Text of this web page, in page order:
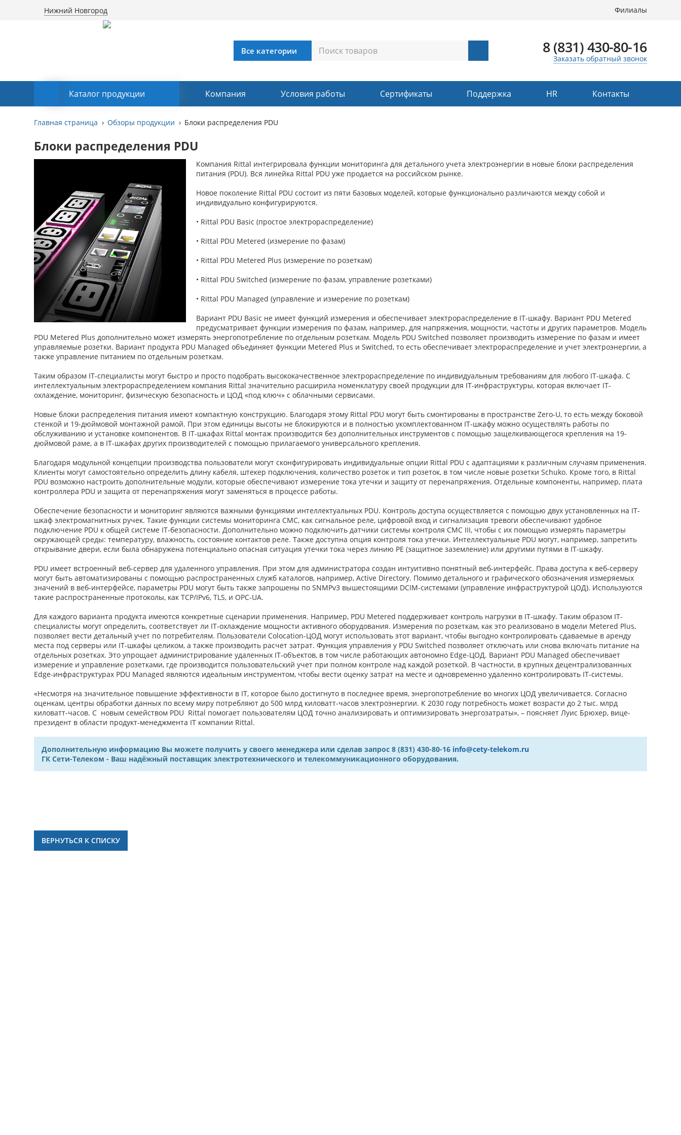
Нижний Новгород Филиалы
8 (831) 430-80-16
Заказать обратный звонок
Каталог продукции Компания Условия работы Сертификаты Поддержка HR Контакты
Главная страница Обзоры продукции Блоки распределения PDU
Блоки распределения PDU
Компания Rittal интегрировала функции мониторинга для детального учета электроэнергии в новые блоки распределения
питания (PDU). Вся линейка Rittal PDU уже продается на российском рынке.
Новое поколение Rittal PDU состоит из пяти базовых моделей, которые функционально различаются между собой и
индивидуально конфигурируются.
• Rittal PDU Basic (простое электрораспределение)
• Rittal PDU Metered (измерение по фазам)
• Rittal PDU Metered Plus (измерение по розеткам)
• Rittal PDU Switched (измерение по фазам, управление розетками)
• Rittal PDU Managed (управление и измерение по розеткам)
Вариант PDU Basic не имеет функций измерения и обеспечивает электрораспределение в IT-шкафу. Вариант PDU Metered
предусматривает функции измерения по фазам, например, для напряжения, мощности, частоты и других параметров. Модель
PDU Metered Plus дополнительно может измерять энергопотребление по отдельным розеткам. Модель PDU Switched позволяет производить измерение по фазам и имеет
управляемые розетки. Вариант продукта PDU Managed объединяет функции Metered Plus и Switched, то есть обеспечивает электрораспределение и учет электроэнергии, а
также управление питанием по отдельным розеткам.
Таким образом IT-специалисты могут быстро и просто подобрать высококачественное электрораспределение по индивидуальным требованиям для любого IT-шкафа. С
интеллектуальным электрораспределением компания Rittal значительно расширила номенклатуру своей продукции для IT-инфраструктуры, которая включает IT-
охлаждение, мониторинг, физическую безопасность и ЦОД «под ключ» с облачными сервисами.
Новые блоки распределения питания имеют компактную конструкцию. Благодаря этому Rittal PDU могут быть смонтированы в пространстве Zero-U, то есть между боковой
стенкой и 19-дюймовой монтажной рамой. При этом единицы высоты не блокируются и в полностью укомплектованном IT-шкафу можно осуществлять работы по
обслуживанию и установке компонентов. В IT-шкафах Rittal монтаж производится без дополнительных инструментов с помощью защелкивающегося крепления на 19-
дюймовой раме, а в IT-шкафах других производителей с помощью прилагаемого универсального крепления.
Благодаря модульной концепции производства пользователи могут сконфигурировать индивидуальные опции Rittal PDU с адаптациями к различным случаям применения.
Клиенты могут самостоятельно определить длину кабеля, штекер подключения, количество розеток и тип розеток, в том числе новые розетки Schuko. Кроме того, в Rittal
PDU возможно настроить дополнительные модули, которые обеспечивают измерение тока утечки и защиту от перенапряжения. Отдельные компоненты, например, плата
контроллера PDU и защита от перенапряжения могут заменяться в процессе работы.
Обеспечение безопасности и мониторинг являются важными функциями интеллектуальных PDU. Контроль доступа осуществляется с помощью двух установленных на IT-
шкаф электромагнитных ручек. Такие функции системы мониторинга CMC, как сигнальное реле, цифровой вход и сигнализация тревоги обеспечивают удобное
подключение PDU к общей системе IT-безопасности. Дополнительно можно подключить датчики системы контроля CMC III, чтобы с их помощью измерять параметры
окружающей среды: температуру, влажность, состояние контактов реле. Также доступна опция контроля тока утечки. Интеллектуальные PDU могут, например, запретить
открывание двери, если была обнаружена потенциально опасная ситуация утечки тока через линию PE (защитное заземление) или другими путями в IT-шкафу.
PDU имеет встроенный веб-сервер для удаленного управления. При этом для администратора создан интуитивно понятный веб-интерфейс. Права доступа к веб-серверу
могут быть автоматизированы с помощью распространенных служб каталогов, например, Active Directory. Помимо детального и графического обозначения измеряемых
значений в веб-интерфейсе, параметры PDU могут быть также запрошены по SNMPv3 вышестоящими DCIM-системами (управление инфраструктурой ЦОД). Используются
такие распространенные протоколы, как TCP/IPv6, TLS, и OPC-UA.
Для каждого варианта продукта имеются конкретные сценарии применения. Например, PDU Metered поддерживает контроль нагрузки в IT-шкафу. Таким образом IT-
специалисты могут определить, соответствует ли IT-охлаждение мощности активного оборудования. Измерения по розеткам, как это реализовано в модели Metered Plus,
позволяет вести детальный учет по потребителям. Пользователи Colocation-ЦОД могут использовать этот вариант, чтобы выгодно контролировать сдаваемые в аренду
места под серверы или IT-шкафы целиком, а также производить расчет затрат. Функция управления у PDU Switched позволяет отключать или снова включать питание на
отдельных розетках. Это упрощает администрирование удаленных IT-объектов, в том числе работающих автономно Edge-ЦОД. Вариант PDU Managed обеспечивает
измерение и управление розетками, где производится пользовательский учет при полном контроле над каждой розеткой. В частности, в крупных децентрализованных
Edge-инфраструктурах PDU Managed являются идеальным инструментом, чтобы вести оценку затрат на месте и одновременно удаленно контролировать IT-системы.
«Несмотря на значительное повышение эффективности в IT, которое было достигнуто в последнее время, энергопотребление во многих ЦОД увеличивается. Согласно
оценкам, центры обработки данных по всему миру потребляют до 500 млрд киловатт-часов электроэнергии. К 2030 году потребность может возрасти до 2 тыс. млрд
киловатт-часов. С новым семейством PDU Rittal помогает пользователям ЦОД точно анализировать и оптимизировать энергозатраты», – поясняет Луис Брюхер, вице-
президент в области продукт-менеджмента IT компании Rittal.
Дополнительную информацию Вы можете получить у своего менеджера или сделав запрос 8 (831) 430-80-16 info@cety-telekom.ru
ГК Сети-Телеком - Ваш надёжный поставщик электротехнического и телекоммуникационного оборудования.
ВЕРНУТЬСЯ К СПИСКУ